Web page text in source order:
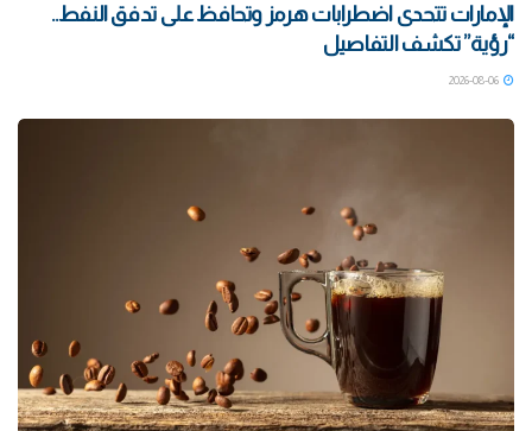
الإمارات تتحدى اضطرابات هرمز وتحافظ على تدفق النفط..
“رؤية” تكشف التفاصيل